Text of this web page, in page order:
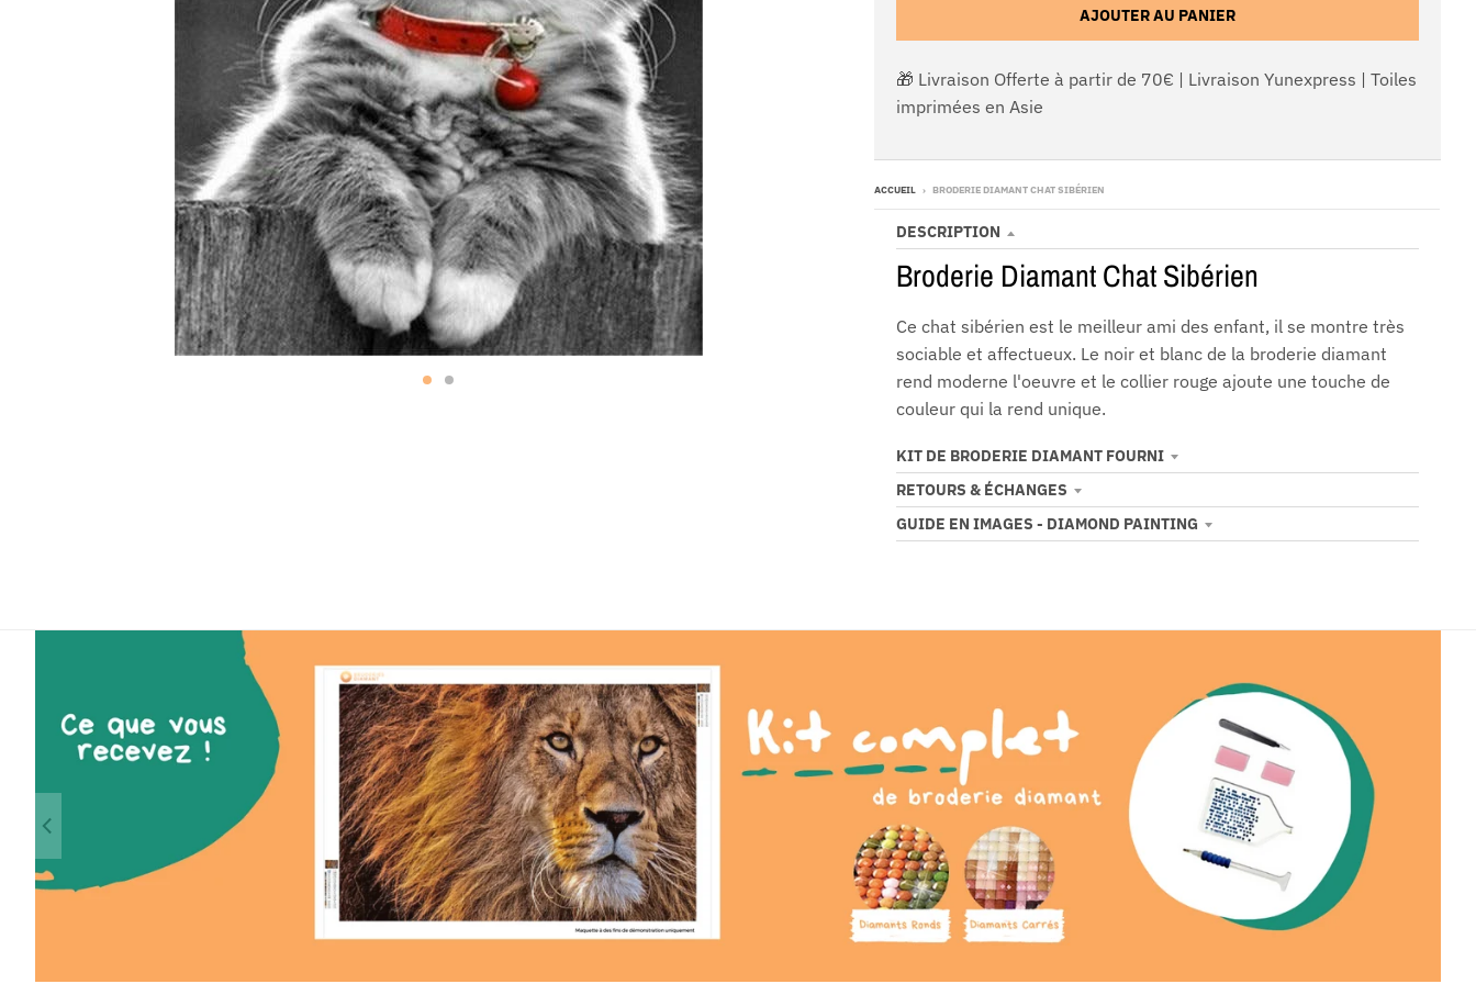
AJOUTER AU PANIER
🎁 Livraison Offerte à partir de 70€ | Livraison Yunexpress | Toiles
imprimées en Asie
ACCUEIL › BRODERIE DIAMANT CHAT SIBÉRIEN
DESCRIPTION
Broderie Diamant Chat Sibérien
Ce chat sibérien est le meilleur ami des enfant, il se montre très
sociable et affectueux. Le noir et blanc de la broderie diamant
rend moderne l'oeuvre et le collier rouge ajoute une touche de
couleur qui la rend unique.
KIT DE BRODERIE DIAMANT FOURNI
RETOURS & ÉCHANGES
GUIDE EN IMAGES - DIAMOND PAINTING